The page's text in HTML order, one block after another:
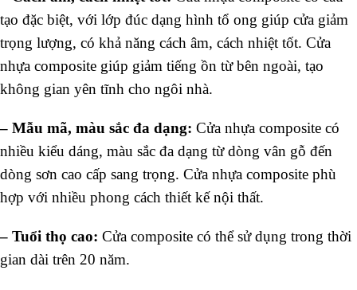
tạo đặc biệt, với lớp đúc dạng hình tổ ong giúp cửa giảm
trọng lượng, có khả năng cách âm, cách nhiệt tốt. Cửa
nhựa composite giúp giảm tiếng ồn từ bên ngoài, tạo
không gian yên tĩnh cho ngôi nhà.
– Mẫu mã, màu sắc đa dạng: Cửa nhựa composite có
nhiều kiểu dáng, màu sắc đa dạng từ dòng vân gỗ đến
dòng sơn cao cấp sang trọng. Cửa nhựa composite phù
hợp với nhiều phong cách thiết kế nội thất.
– Tuổi thọ cao: Cửa composite có thể sử dụng trong thời
gian dài trên 20 năm.